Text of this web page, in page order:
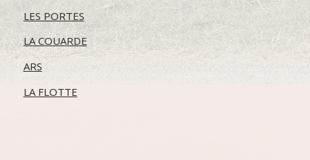
LES PORTES
LA COUARDE
ARS
LA FLOTTE